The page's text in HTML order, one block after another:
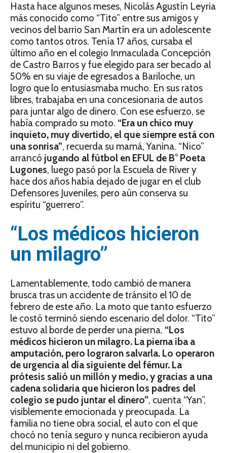
Hasta hace algunos meses, Nicolás Agustín Leyria
más conocido como “Tito” entre sus amigos y
vecinos del barrio San Martín era un adolescente
como tantos otros. Tenía 17 años, cursaba el
último año en el colegio Inmaculada Concepción
de Castro Barros y fue elegido para ser becado al
50% en su viaje de egresados a Bariloche, un
logro que lo entusiasmaba mucho. En sus ratos
libres, trabajaba en una concesionaria de autos
para juntar algo de dinero. Con ese esfuerzo, se
había comprado su moto. “Era un chico muy
inquieto, muy divertido, el que siempre está con
una sonrisa”, recuerda su mamá, Yanina. “Nico”
arrancó jugando al fútbol en EFUL de B° Poeta
Lugones, luego pasó por la Escuela de River y
hace dos años había dejado de jugar en el club
Defensores Juveniles, pero aún conserva su
espíritu “guerrero”.
“Los médicos hicieron
un milagro”
Lamentablemente, todo cambió de manera
brusca tras un accidente de tránsito el 10 de
febrero de este año. La moto que tanto esfuerzo
le costó terminó siendo escenario del dolor. “Tito”
estuvo al borde de perder una pierna. “Los
médicos hicieron un milagro. La pierna iba a
amputación, pero lograron salvarla. Lo operaron
de urgencia al día siguiente del fémur. La
prótesis salió un millón y medio, y gracias a una
cadena solidaria que hicieron los padres del
colegio se pudo juntar el dinero”, cuenta “Yan”,
visiblemente emocionada y preocupada. La
familia no tiene obra social, el auto con el que
chocó no tenía seguro y nunca recibieron ayuda
del municipio ni del gobierno.